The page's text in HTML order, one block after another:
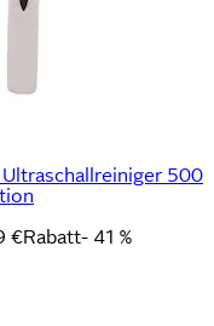
500
€Rabatt- 41 %